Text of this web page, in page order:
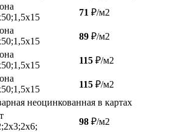
71 ₽/м2
89 ₽/м2
115 ₽/м2
115 ₽/м2
неоцинкованная в картах
98 ₽/м2